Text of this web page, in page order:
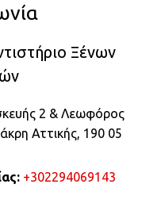
Ξένων
2 & Λεωφόρος
Αττικής, 190 05
+302294069143